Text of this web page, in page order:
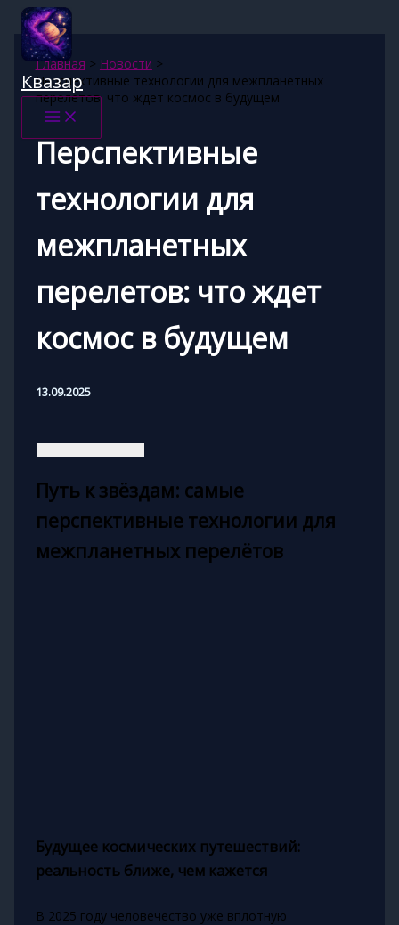
Перейти
содержимому
Квазар
Главная
Новости
Перспективные технологии для межпланетных
перелетов: что ждет космос в будущем
Перспективные
технологии для
межпланетных
перелетов: что ждет
космос в будущем
13.09.2025
Путь к звёздам: самые
перспективные технологии для
межпланетных перелётов
Будущее космических путешествий:
реальность ближе, чем кажется
В 2025 году человечество уже вплотную